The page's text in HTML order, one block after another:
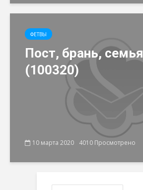
ФЕТВЫ
Пост, брань, семья
(100320)
10 марта 2020 4010 Просмотрено